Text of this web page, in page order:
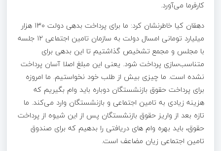
کارفرما می‌آورد.
دهقان کیا خاطرنشان کرد: ما برای پرداخت بدهی دولت ۱۳۰ هزار
میلیارد تومانی امسال دولت به سازمان تامین اجتماعی ۱۲ جلسه
با مجلس و مجمع تشخیص گذاشتیم تا این بدهی برای
متناسب‌سازی پرداخت شود. یعنی این مبلغ اصلا آسان پرداخت
نشده است. ما چیزی بیش از طلب خود نخواستیم. ما امروزه
برای پرداخت حقوق بازنشستگان دوباره باید وام بگیریم که
هزینه زیادی به تامین اجتماعی و بازنشستگان وارد می‌کند. ما
تازه بعد از واریز حقوق بازنشستگان پس از این شیوه از پرداخت
حقوق، باید بهره وام‌ های دریافتی را بدهیم که برای صندوق
تامین اجتماعی زیان مضاعف است.